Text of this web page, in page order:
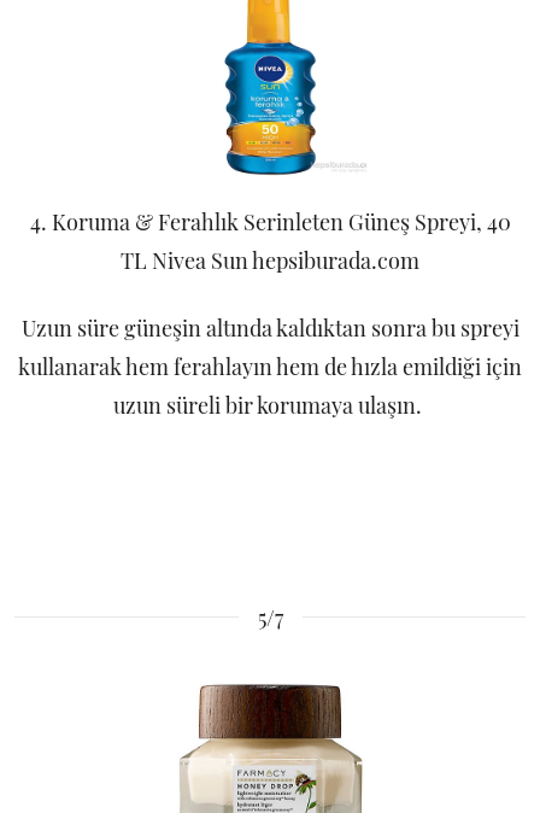
4. Koruma & Ferahlık Serinleten Güneş Spreyi, 40
TL Nivea Sun hepsiburada.com
Uzun süre güneşin altında kaldıktan sonra bu spreyi
kullanarak hem ferahlayın hem de hızla emildiği için
uzun süreli bir korumaya ulaşın.
5/7